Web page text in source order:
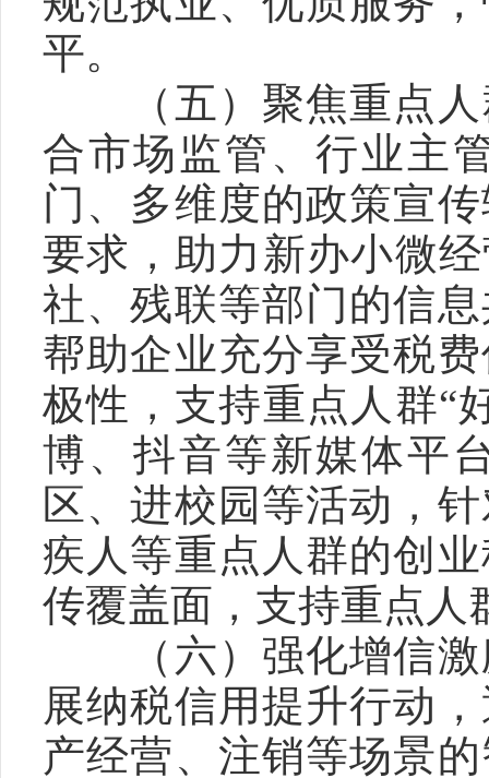
平。
（五）聚焦重点人
合市场监管、行业主
门、多维度的政策宣
要求，助力新办小微
社、残联等部门的信
帮助企业充分享受税
极性，支持重点人群“
博、抖音等新媒体平
区、进校园等活动，
疾人等重点人群的创
传覆盖面，支持重点人
（六）强化增信激
展纳税信用提升行动
产经营、注销等场景